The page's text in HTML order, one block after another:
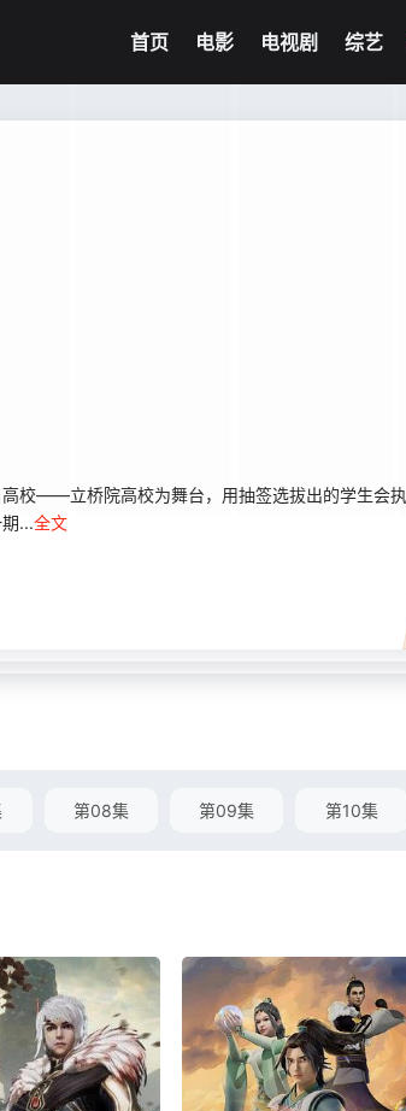
首页 电影 电视剧 综艺
校——立桥院高校为舞台，用抽签选拔出的学生会执
...全文
第08集 第09集 第10集